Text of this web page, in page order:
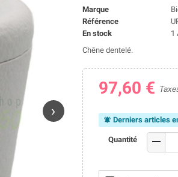
›
Marque
Référence
En stock
1
Chêne dentelé.
97,60 €
notifications_active Derniers articles
Quantité remove